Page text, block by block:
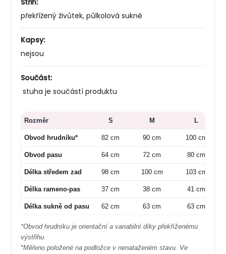
Střih:
překřížený živůtek, půlkolová sukně
Kapsy:
nejsou
Součást:
stuha je součástí produktu
Rozměr S M L
Obvod hrudníku* 82 cm 90 cm 100 cm
Obvod pasu 64 cm 72 cm 80 cm
Délka středem zad 98 cm 100 cm 103 cm
Délka rameno-pas 37 cm 38 cm 41 cm
Délka sukně od pasu 62 cm 63 cm 63 cm
*Obvod hrudníku je orientační a variabilní díky překříženému
výstřihu.
*Měřeno položené na podložce v nenataženém stavu. Ve